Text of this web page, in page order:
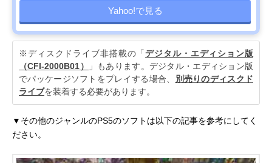
Yahoo!で見る
※ディスクドライブ非搭載の「デジタル・エディション版
（CFI-2000B01）
」もあります。デジタル・エディション版
でパッケージソフトをプレイする場合、 別売りのディスクド
ライブを装着する必要があります。
▼その他のジャンルのPS5のソフトは以下の記事を参考にしてく
ださい。